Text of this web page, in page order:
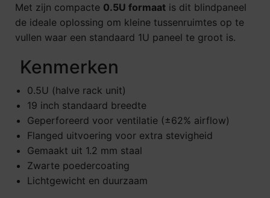
Met zijn compacte 0.5U formaat is dit blindpaneel
de ideale oplossing om kleine tussenruimtes op te
vullen waar een standaard 1U paneel te groot is.
Kenmerken
0.5U (halve rack unit)
19 inch standaard breedte
Geperforeerd voor ventilatie (±62% airflow)
Flanged uitvoering voor extra stevigheid
Gemaakt uit 1.2 mm staal
Zwarte poedercoating
Lichtgewicht en duurzaam